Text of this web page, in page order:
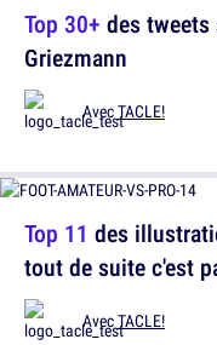
Top 11 des
tout de suite c'est
AvecTACLE!
Top 30+ des tweets
Griezmann
AvecTACLE!